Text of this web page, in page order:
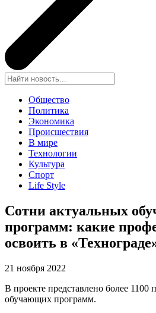
Общество
Политика
Экономика
Происшествия
В мире
Технологии
Культура
Спорт
Life Style
Сотни актуальных
программ: какие
освоить в
21 ноября 2022
В проекте представлено более
обучающих программ.